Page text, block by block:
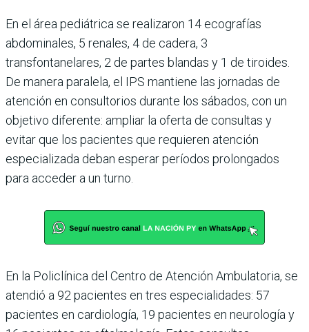
En el área pediátrica se realizaron 14 ecografías
abdominales, 5 renales, 4 de cadera, 3
transfontanelares, 2 de partes blandas y 1 de tiroides.
De manera paralela, el IPS mantiene las jornadas de
atención en consultorios durante los sábados, con un
objetivo diferente: ampliar la oferta de consultas y
evitar que los pacientes que requieren atención
especializada deban esperar períodos prolongados
para acceder a un turno.
En la Policlínica del Centro de Atención Ambulatoria, se
atendió a 92 pacientes en tres especialidades: 57
pacientes en cardiología, 19 pacientes en neurología y